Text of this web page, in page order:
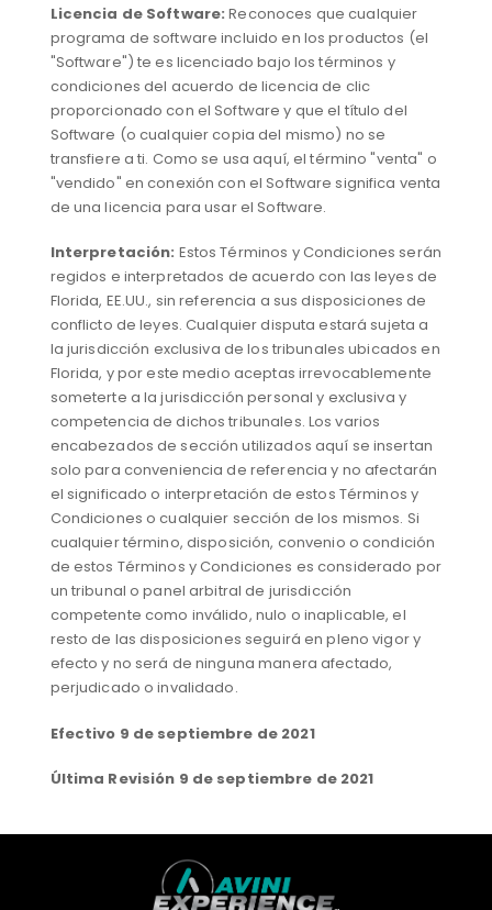
Licencia de Software: Reconoces que cualquier
programa de software incluido en los productos (el
"Software") te es licenciado bajo los términos y
condiciones del acuerdo de licencia de clic
proporcionado con el Software y que el título del
Software (o cualquier copia del mismo) no se
transfiere a ti. Como se usa aquí, el término "venta" o
"vendido" en conexión con el Software significa venta
de una licencia para usar el Software.
Interpretación: Estos Términos y Condiciones serán
regidos e interpretados de acuerdo con las leyes de
Florida, EE.UU., sin referencia a sus disposiciones de
conflicto de leyes. Cualquier disputa estará sujeta a
la jurisdicción exclusiva de los tribunales ubicados en
Florida, y por este medio aceptas irrevocablemente
someterte a la jurisdicción personal y exclusiva y
competencia de dichos tribunales. Los varios
encabezados de sección utilizados aquí se insertan
solo para conveniencia de referencia y no afectarán
el significado o interpretación de estos Términos y
Condiciones o cualquier sección de los mismos. Si
cualquier término, disposición, convenio o condición
de estos Términos y Condiciones es considerado por
un tribunal o panel arbitral de jurisdicción
competente como inválido, nulo o inaplicable, el
resto de las disposiciones seguirá en pleno vigor y
efecto y no será de ninguna manera afectado,
perjudicado o invalidado.
Efectivo 9 de septiembre de 2021
Última Revisión 9 de septiembre de 2021